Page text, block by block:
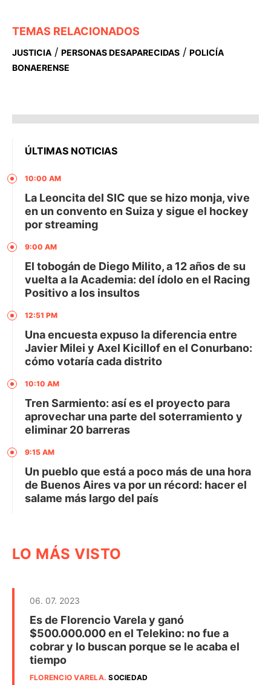
TEMAS RELACIONADOS
JUSTICIA / PERSONAS DESAPARECIDAS / POLICÍA
BONAERENSE
ÚLTIMAS NOTICIAS
10:00 AM
La Leoncita del SIC que se hizo monja, vive
en un convento en Suiza y sigue el hockey
por streaming
9:00 AM
El tobogán de Diego Milito, a 12 años de su
vuelta a la Academia: del ídolo en el Racing
Positivo a los insultos
12:51 PM
Una encuesta expuso la diferencia entre
Javier Milei y Axel Kicillof en el Conurbano:
cómo votaría cada distrito
10:10 AM
Tren Sarmiento: así es el proyecto para
aprovechar una parte del soterramiento y
eliminar 20 barreras
9:15 AM
Un pueblo que está a poco más de una hora
de Buenos Aires va por un récord: hacer el
salame más largo del país
LO MÁS VISTO
06. 07. 2023
Es de Florencio Varela y ganó
$500.000.000 en el Telekino: no fue a
cobrar y lo buscan porque se le acaba el
tiempo
FLORENCIO VARELA.SOCIEDAD